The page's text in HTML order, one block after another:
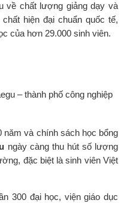
về chất lượng giảng dạy và
hiện đại chuẩn quốc tế,
của hơn 29.000 sinh viên.
– thành phố công nghiệp
và chính sách học bổng
ngày càng thu hút số lượng
đặc biệt là sinh viên Việt
300 đại học, viện giáo dục